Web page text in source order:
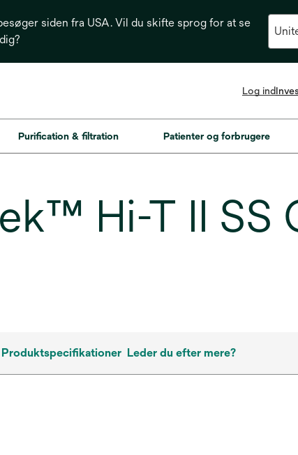
siden fra USA. Vil du skifte sprog for at se
Log ind
Purification & filtration Patienter og forbrugere
Hi-T II SS
Produktspecifikationer Leder du efter mere?